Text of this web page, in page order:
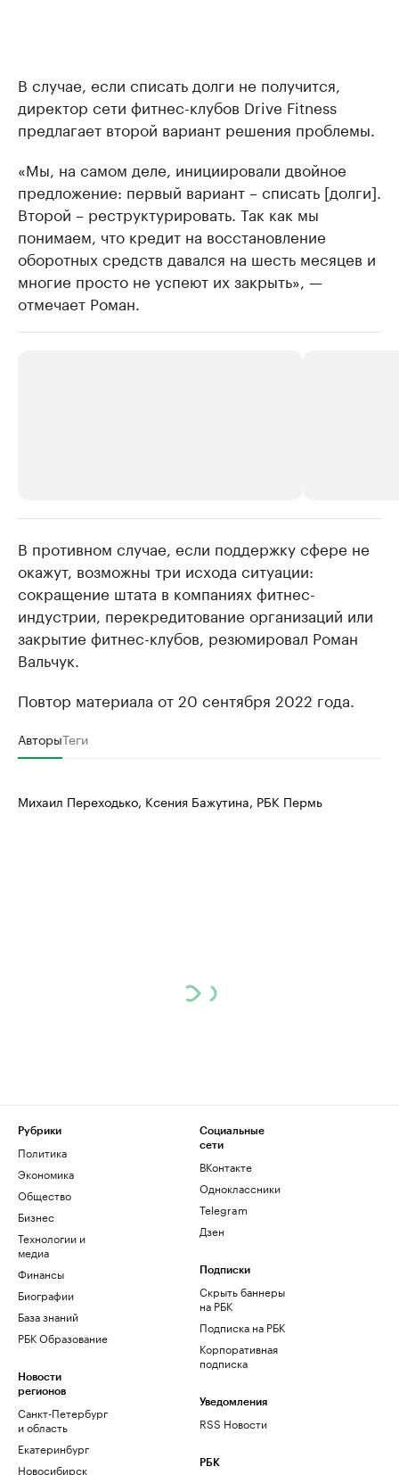
В случае, если списать долги не получится,
директор сети фитнес-клубов Drive Fitness
предлагает второй вариант решения проблемы.
«Мы, на самом деле, инициировали двойное
предложение: первый вариант – списать [долги].
Второй – реструктурировать. Так как мы
понимаем, что кредит на восстановление
оборотных средств давался на шесть месяцев и
многие просто не успеют их закрыть», —
отмечает Роман.
Крупные организации в
нефтегазовой промышленности
Найдите и проверьте данные в каталоге
РБК Компании
Посмотрите
В противном случае, если поддержку сфере не
окажут, возможны три исхода ситуации:
сокращение штата в компаниях фитнес-
индустрии, перекредитование организаций или
закрытие фитнес-клубов, резюмировал Роман
Вальчук.
Повтор материала от 20 сентября 2022 года.
АвторыТеги
Михаил Переходько, Ксения Бажутина, РБК Пермь
Рубрики
Политика
Экономика
Общество
Бизнес
Технологии и
медиа
Финансы
Биографии
База знаний
РБК Образование
Новости
регионов
Санкт-Петербург
и область
Екатеринбург
Новосибирск
Социальные
сети
ВКонтакте
Одноклассники
Telegram
Дзен
Подписки
Скрыть баннеры
на РБК
Подписка на РБК
Корпоративная
подписка
Уведомления
RSS Новости
РБК